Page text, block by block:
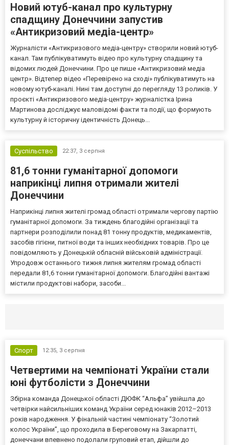
Новий ютуб-канал про культурну
спадщину Донеччини запустив
«Антикризовий медіа-центр»
Журналісти «Антикризового медіа-центру» створили новий ютуб-
канал. Там публікуватимуть відео про культурну спадщину та
відомих людей Донеччини. Про це пише «Антикризовий медіа
центр». Відтепер відео «Перевірено на сході» публікуватимуть на
новому ютуб-каналі. Нині там доступні до перегляду 13 роликів. У
проєкті «Антикризового медіа-центру» журналістка Ірина
Мартинова досліджує маловідомі факти та події, що формують
культурну й історичну ідентичність Донець...
Суспільство 22:37, 3 серпня
81,6 тонни гуманітарної допомоги
наприкінці липня отримали жителі
Донеччини
Наприкінці липня жителі громад області отримали чергову партію
гуманітарної допомоги. За тиждень благодійні організації та
партнери розподілили понад 81 тонну продуктів, медикаментів,
засобів гігієни, питної води та інших необхідних товарів. Про це
повідомляють у Донецькій обласній військовій адміністрації.
Упродовж останнього тижня липня жителям громад області
передали 81,6 тонни гуманітарної допомоги. Благодійні вантажі
містили продуктові набори, засоби...
Спорт 12:35, 3 серпня
Четвертими на чемпіонаті України стали
юні футболісти з Донеччини
Збірна команда Донецької області ДЮФК “Альфа” увійшла до
четвірки найсильніших команд України серед юнаків 2012–2013
років народження. У фінальній частині чемпіонату “Золотий
колос України”, що проходила в Береговому на Закарпатті,
донеччани впевнено подолали груповий етап, дійшли до